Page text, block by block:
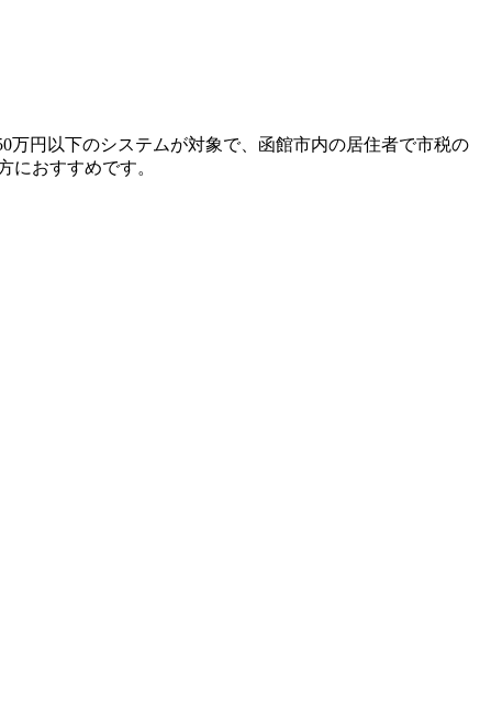
万円以下のシステムが対象で、函館市内の居住者で市税の
におすすめです。